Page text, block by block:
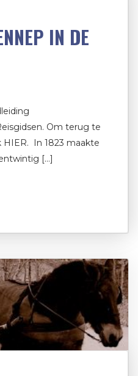
IN DE
Om terug te
HIER. In 1823 maakte
[…]